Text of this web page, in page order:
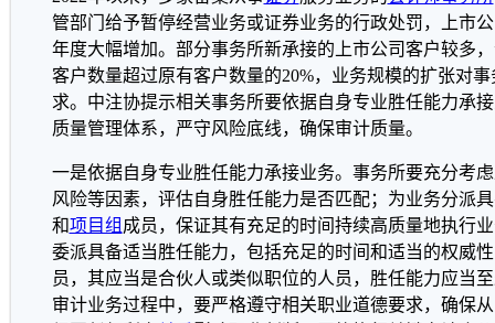
管部门给予暂停经营业务或证券业务的行政处罚，上市
年度大幅增加。部分事务所新承接的上市公司客户较多
客户数量超过原有客户数量的20%，业务规模的扩张对
求。中注协提示相关事务所要依据自身专业胜任能力承
质量管理体系，严守风险底线，确保审计质量。
一是依据自身专业胜任能力承接业务。事务所要充分考
风险等因素，评估自身胜任能力是否匹配；为业务分派
和项目组 成员，保证其有充足的时间持续高质量地执行
委派具备适当胜任能力，包括充足的时间和适当的权威
员，其应当是合伙人或类似职位的人员，胜任能力应当
审计业务过程中，要严格遵守相关职业道德要求，确保